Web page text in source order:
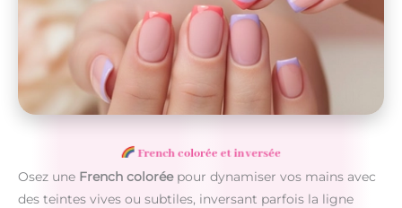
French colorée et inversée
Osez une French coloréepour dynamiser vos mains avec
des teintes vives ou subtiles, inversant parfois la ligne